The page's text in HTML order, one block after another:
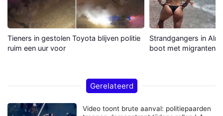
Tieners in gestolen Toyota blijven politie
ruim een uur voor
Strandgangers in
boot met migranten
Gerelateerd
Video toont brute aanval: politiepaarden